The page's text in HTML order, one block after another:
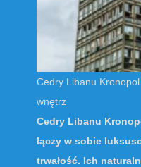
Cedry Libanu
wnętrz
Cedry Libanu
łączy w sobie
trwałość. Ich